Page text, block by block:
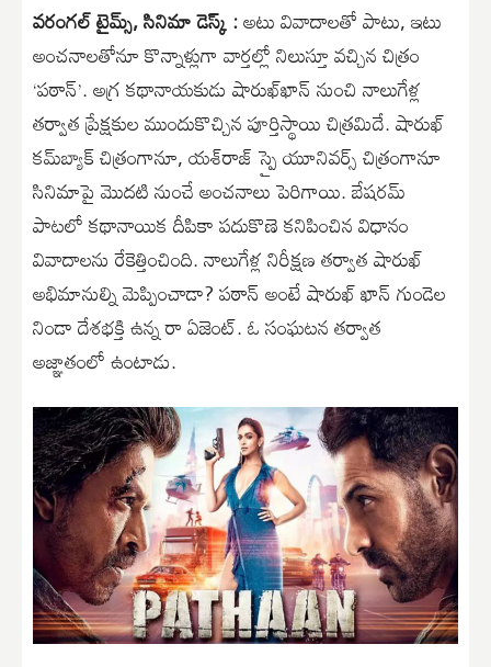
వరంగల్ టైమ్స్, సినిమా డెస్క్ :అటు వివాదాల‌తో పాటు, ఇటు
అంచ‌నాల‌తోనూ కొన్నాళ్లుగా వార్తల్లో నిలుస్తూ వ‌చ్చిన చిత్రం
‘ప‌ఠాన్’. అగ్ర క‌థానాయ‌కుడు షారుఖ్‌ఖాన్ నుంచి నాలుగేళ్ల
త‌ర్వాత ప్రేక్షకుల ముందుకొచ్చిన పూర్తిస్థాయి చిత్రమిదే. షారుఖ్
క‌మ్‌బ్యాక్ చిత్రంగానూ, య‌శ్‌రాజ్ స్పై యూనివ‌ర్స్ చిత్రంగానూ
సినిమాపై మొద‌టి నుంచే అంచ‌నాలు పెరిగాయి. బేష‌ర‌మ్
పాట‌లో క‌థానాయిక దీపికా ప‌దుకొణె క‌నిపించిన విధానం
వివాదాలను రేకెత్తించింది. నాలుగేళ్ల నిరీక్షణ త‌ర్వాత షారుఖ్
అభిమానుల్ని మెప్పించాడా? ప‌ఠాన్ అంటే షారుఖ్‌ ఖాన్‌ గుండెల
నిండా దేశ‌భ‌క్తి ఉన్న రా ఏజెంట్. ఓ సంఘ‌ట‌న త‌ర్వాత
అజ్ఞాతంలో ఉంటాడు.